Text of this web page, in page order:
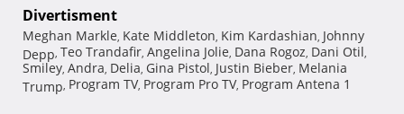
Divertisment
Meghan Markle, Kate Middleton, Kim Kardashian, Johnny
Depp, Teo Trandafir, Angelina Jolie, Dana Rogoz, Dani Otil,
Smiley, Andra, Delia, Gina Pistol, Justin Bieber, Melania
Trump, Program TV, Program Pro TV, Program Antena 1